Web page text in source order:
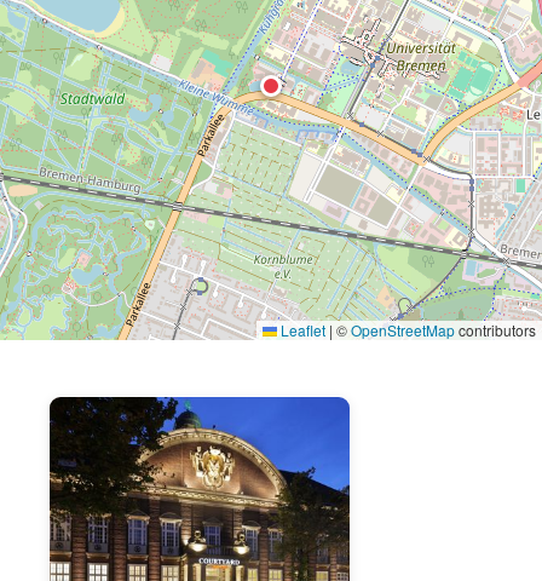
Leaflet | ©OpenStreetMapcontributors